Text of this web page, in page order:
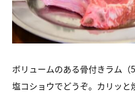
ボリュームのある骨付きラム
塩コショウでどうぞ。カリッ